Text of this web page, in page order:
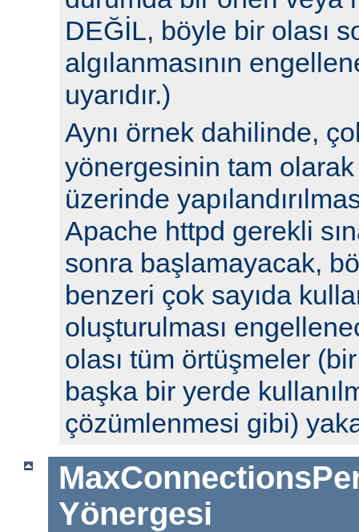
DEĞİL, böyle bir olası
algılanmasının
uyarıdır.)
Aynı örnek dahilinde,
yönergesinin tam olarak
üzerinde
Apache httpd gerekli
sonra başlamayacak,
benzeri çok sayıda
oluşturulması
olası tüm örtüşmeler
başka bir yerde
çözümlenmesi gibi)
Yönergesi